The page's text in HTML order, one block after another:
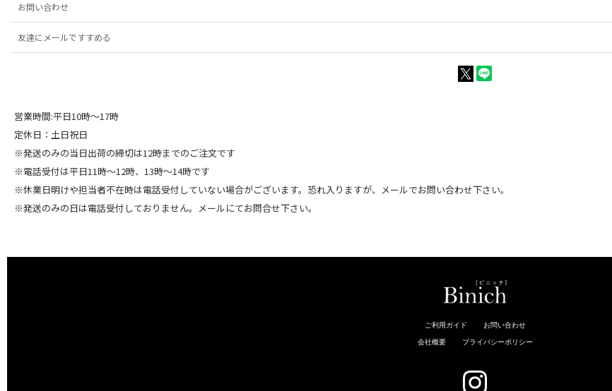
お問い合わせ
友達にメールですすめる
営業時間:平日10時～17時
定休日：土日祝日
※発送のみの当日出荷の締切は12時までのご注文です
※電話受付は平日11時～12時、13時～14時です
※休業日明けや担当者不在時は電話受付していない場合がございます。恐れ入りますが、メールでお問い合わせ下さい。
※発送のみの日は電話受付しておりません。メールにてお問合せ下さい。